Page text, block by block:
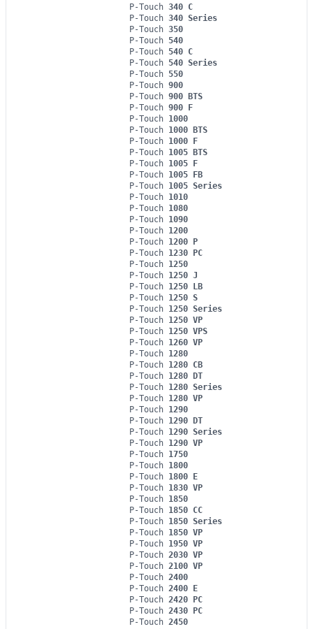
P-Touch 340 C
P-Touch 340 Series
P-Touch 350
P-Touch 540
P-Touch 540 C
P-Touch 540 Series
P-Touch 550
P-Touch 900
P-Touch 900 BTS
P-Touch 900 F
P-Touch 1000
P-Touch 1000 BTS
P-Touch 1000 F
P-Touch 1005 BTS
P-Touch 1005 F
P-Touch 1005 FB
P-Touch 1005 Series
P-Touch 1010
P-Touch 1080
P-Touch 1090
P-Touch 1200
P-Touch 1200 P
P-Touch 1230 PC
P-Touch 1250
P-Touch 1250 J
P-Touch 1250 LB
P-Touch 1250 S
P-Touch 1250 Series
P-Touch 1250 VP
P-Touch 1250 VPS
P-Touch 1260 VP
P-Touch 1280
P-Touch 1280 CB
P-Touch 1280 DT
P-Touch 1280 Series
P-Touch 1280 VP
P-Touch 1290
P-Touch 1290 DT
P-Touch 1290 Series
P-Touch 1290 VP
P-Touch 1750
P-Touch 1800
P-Touch 1800 E
P-Touch 1830 VP
P-Touch 1850
P-Touch 1850 CC
P-Touch 1850 Series
P-Touch 1850 VP
P-Touch 1950 VP
P-Touch 2030 VP
P-Touch 2100 VP
P-Touch 2400
P-Touch 2400 E
P-Touch 2420 PC
P-Touch 2430 PC
P-Touch 2450